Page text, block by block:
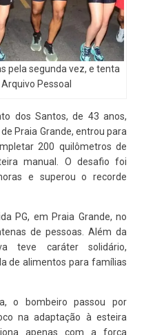
pela segunda vez, e tenta
Pessoal
dos Santos, de 43 anos,
Praia Grande, entrou para
200 quilômetros de
manual. O desafio foi
e superou o recorde
PG, em Praia Grande, no
de pessoas. Além da
teve caráter solidário,
de alimentos para famílias
o bombeiro passou por
na adaptação à esteira
apenas com a força